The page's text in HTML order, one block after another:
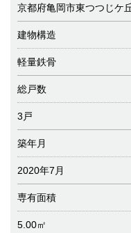
京都府亀岡市東つつじケ
建物構造
軽量鉄骨
総戸数
3戸
築年月
2020年7月
専有面積
5.00㎡